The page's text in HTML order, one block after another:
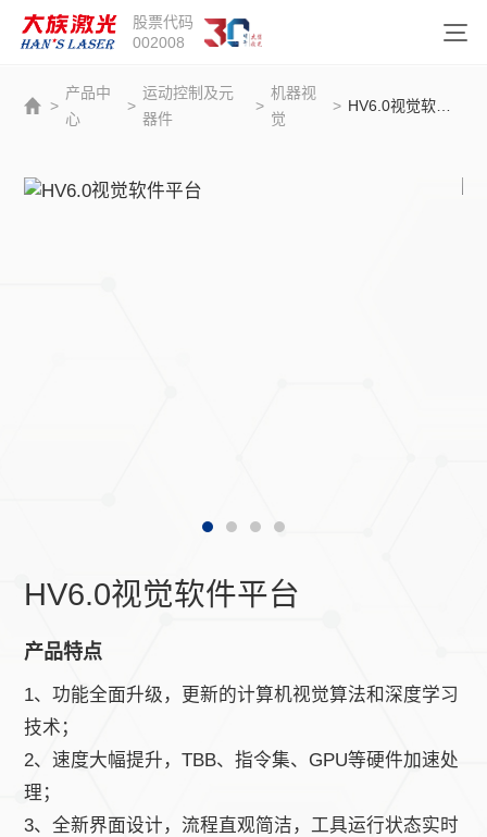
股票代码
002008
>
产品中
心
>
运动控制及元
器件
>
机器视
觉
> HV6.0视觉软件平台
HV6.0视觉软件平台
产品特点
1、功能全面升级，更新的计算机视觉算法和深度学习
技术；
2、速度大幅提升，TBB、指令集、GPU等硬件加速处
理；
3、全新界面设计，流程直观简洁，工具运行状态实时